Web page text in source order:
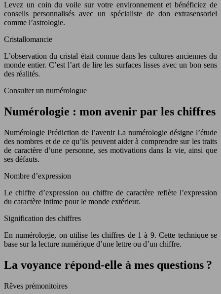
Levez un coin du voile sur votre environnement et bénéficiez de
conseils personnalisés avec un spécialiste de don extrasensoriel
comme l’astrologie.
Cristallomancie
L’observation du cristal était connue dans les cultures anciennes du
monde entier. C’est l’art de lire les surfaces lisses avec un bon sens
des réalités.
Consulter un numérologue
Numérologie : mon avenir par les chiffres
Numérologie Prédiction de l’avenir La numérologie désigne l’étude
des nombres et de ce qu’ils peuvent aider à comprendre sur les traits
de caractère d’une personne, ses motivations dans la vie, ainsi que
ses défauts.
Nombre d’expression
Le chiffre d’expression ou chiffre de caractère reflète l’expression
du caractère intime pour le monde extérieur.
Signification des chiffres
En numérologie, on utilise les chiffres de 1 à 9. Cette technique se
base sur la lecture numérique d’une lettre ou d’un chiffre.
La voyance répond-elle à mes questions ?
Rêves prémonitoires